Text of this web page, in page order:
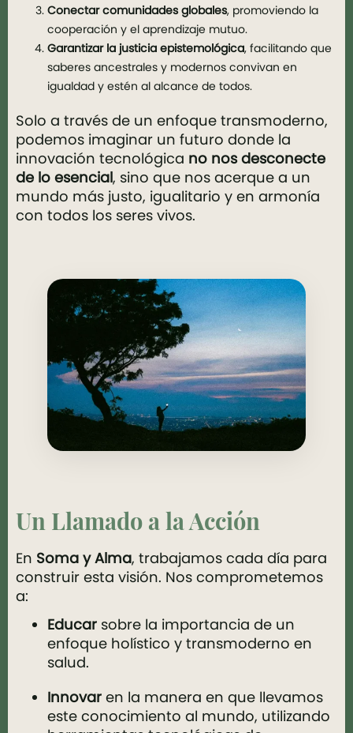
Conectar comunidades globales, promoviendo la
cooperación y el aprendizaje mutuo.
Garantizar la justicia epistemológica, facilitando que
saberes ancestrales y modernos convivan en
igualdad y estén al alcance de todos.
Solo a través de un enfoque transmoderno,
podemos imaginar un futuro donde la
innovación tecnológica no nos desconecte
de lo esencial, sino que nos acerque a un
mundo más justo, igualitario y en armonía
con todos los seres vivos.
Un Llamado a la Acción
En Soma y Alma, trabajamos cada día para
construir esta visión. Nos comprometemos
a:
Educar sobre la importancia de un
enfoque holístico y transmoderno en
salud.
Innovar en la manera en que llevamos
este conocimiento al mundo, utilizando